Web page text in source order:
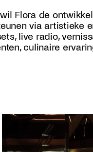
Flora de
via artistieke
live radio,
culinaire